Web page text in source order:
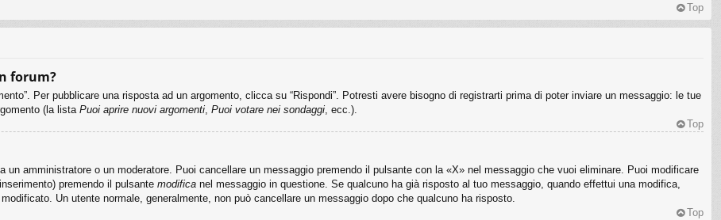
Top
forum?
Per pubblicare una risposta ad un argomento, clicca su “Rispondi”. Potresti avere bisogno di registrarti prima di poter inviare un messaggio: le tue
(la lista Puoi aprire nuovi argomenti, Puoi votare nei sondaggi, ecc.).
Top
amministratore o un moderatore. Puoi cancellare un messaggio premendo il pulsante con la «X» nel messaggio che vuoi eliminare. Puoi modificare
premendo il pulsante modifica nel messaggio in questione. Se qualcuno ha già risposto al tuo messaggio, quando effettui una modifica,
Un utente normale, generalmente, non può cancellare un messaggio dopo che qualcuno ha risposto.
Top